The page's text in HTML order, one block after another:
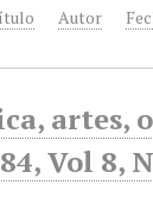
Autor
artes,
Vol 8,